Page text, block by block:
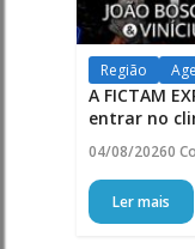
Região
A FICTAM
entrar no
04/08/20260
Ler mais